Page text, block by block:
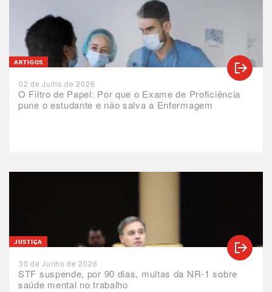
O Filtro de Papel: Por que o Exame de Proficiência
pune o estudante e não salva a Enfermagem
ARTIGOS
02 de Julho de 2026
STF suspende, por 90 dias, multas da NR-1 sobre
saúde mental no trabalho
JUSTIÇA
30 de Junho de 2026